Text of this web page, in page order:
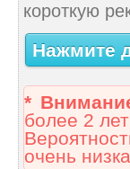
короткую
Нажмите
*
более 2
очень